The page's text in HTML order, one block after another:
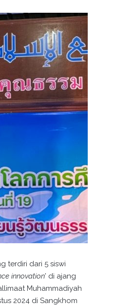
terdiri dari 5 siswi
innovation’ di ajang
Muhammadiyah
2024 di Sangkhom